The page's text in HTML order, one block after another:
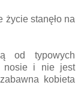
życie stanęło na
od typowych
nosie i nie jest
kobieta